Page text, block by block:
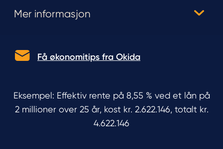
Mer informasjon
Få økonomitips fra Okida
Eksempel: Effektiv rente på 8,55 % ved et lån på
2 millioner over 25 år, kost kr. 2.622.146, totalt kr.
4.622.146